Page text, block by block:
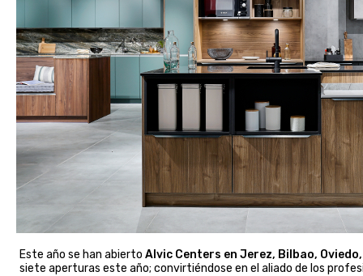
Este año se han abierto Alvic Centers en Jerez, Bilbao,
siete aperturas este año; convirtiéndose en el aliado de los